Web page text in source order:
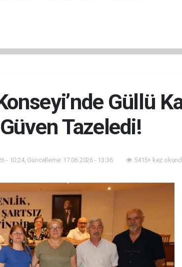
Güllü
Güven Tazeledi!
- 10:24, Güncelleme: 17.06.2026 - 13:36 5415+ kez